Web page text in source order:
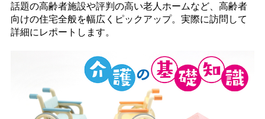
話題の高齢者施設や評判の高い老人ホームなど、高齢者
向けの住宅全般を幅広くピックアップ。実際に訪問して
詳細にレポートします。